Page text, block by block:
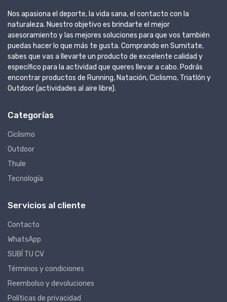
Nos apasiona el deporte, la vida sana, el contacto con la
naturaleza. Nuestro objetivo es brindarte el mejor
asesoramiento y las mejores soluciones para que vos también
puedas hacer lo que más te gusta. Comprando en Sumitate,
sabes que vas a llevarte un producto de excelente calidad y
específico para la actividad que queres llevar a cabo. Podrás
encontrar productos de Running, Natación, Ciclismo, Triatlón y
Outdoor (actividades al aire libre).
Categorías
Ciclismo
Outdoor
Thule
Tecnología
Servicios al cliente
Contacto
WhatsApp
SUBÍ TU CV
Términos y condiciones
Reembolso y devoluciones
Políticas de privacidad